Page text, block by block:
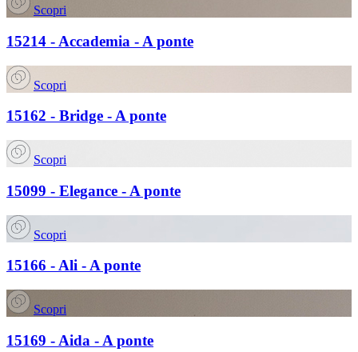
Scopri
15214 - Accademia - A ponte
Scopri
15162 - Bridge - A ponte
Scopri
15099 - Elegance - A ponte
Scopri
15166 - Ali - A ponte
Scopri
15169 - Aida - A ponte